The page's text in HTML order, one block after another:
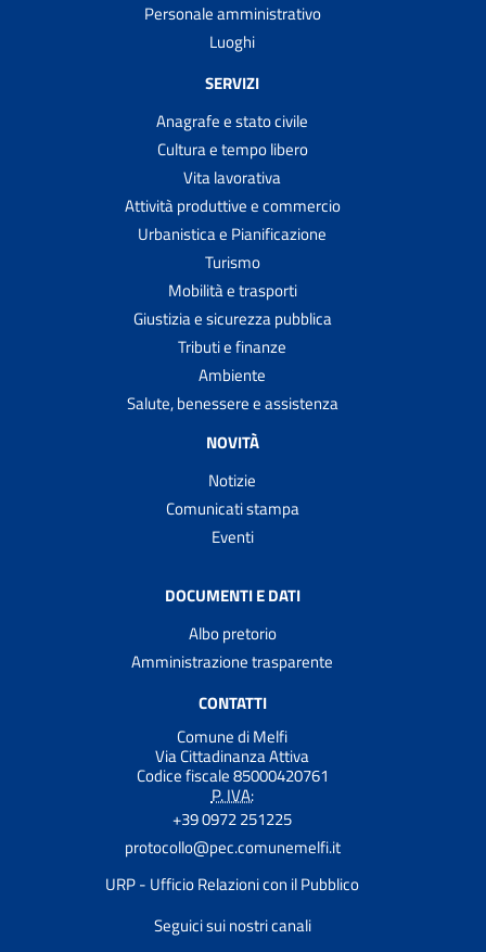
Personale amministrativo
Luoghi
SERVIZI
Anagrafe e stato civile
Cultura e tempo libero
Vita lavorativa
Attività produttive e commercio
Urbanistica e Pianificazione
Turismo
Mobilità e trasporti
Giustizia e sicurezza pubblica
Tributi e finanze
Ambiente
Salute, benessere e assistenza
NOVITÀ
Notizie
Comunicati stampa
Eventi
DOCUMENTI E DATI
Albo pretorio
Amministrazione trasparente
CONTATTI
Comune di Melfi
Via Cittadinanza Attiva
Codice fiscale 85000420761
P. IVA:
+39 0972 251225
protocollo@pec.comunemelfi.it
URP - Ufficio Relazioni con il Pubblico
Seguici sui nostri canali